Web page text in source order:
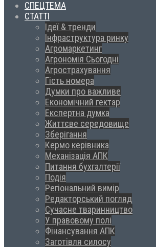
СПЕЦТЕМА
СТАТТІ
Ідеї & тренди
Інфраструктура ринку
Агромаркетинг
Агрономія Сьогодні
Агрострахування
Гість номера
Думки про важливе
Економічний гектар
Експертна думка
Життєве середовище
Зберігання
Кермо керівника
Механізація АПК
Питання бухгалтерії
Подія
Регіональний вимір
Редакторський погляд
Сучасне тваринництво
У правовому полі
Фінансування АПК
Заготівля силосу